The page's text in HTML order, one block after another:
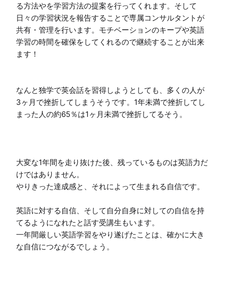
る方法やを学習方法の提案を行ってくれます。そして
日々の学習状況を報告することで専属コンサルタントが
共有・管理を行います。モチベーションのキープや英語
学習の時間を確保をしてくれるので継続することが出来
ます！
なんと独学で英会話を習得しようとしても、多くの人が
3ヶ月で挫折してしまうそうです。1年未満で挫折してし
まった人の約65％は1ヶ月未満で挫折してるそう。
大変な1年間を走り抜けた後、残っているものは英語力だ
けではありません。
やりきった達成感と、それによって生まれる自信です。
英語に対する自信、そして自分自身に対しての自信を持
てるようになれたと話す受講生もいます。
一年間厳しい英語学習をやり遂げたことは、確かに大き
な自信につながるでしょう。